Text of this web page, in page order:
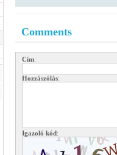
Comments
Cím:
Hozzászólás:
Igazoló kód: